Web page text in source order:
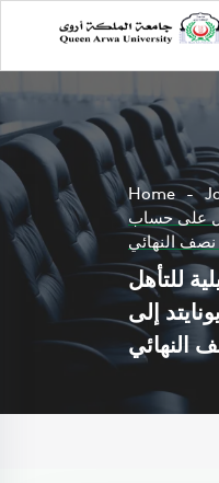
Home
على حساب
نصف النهائي
للتأهل
إلى
النهائي